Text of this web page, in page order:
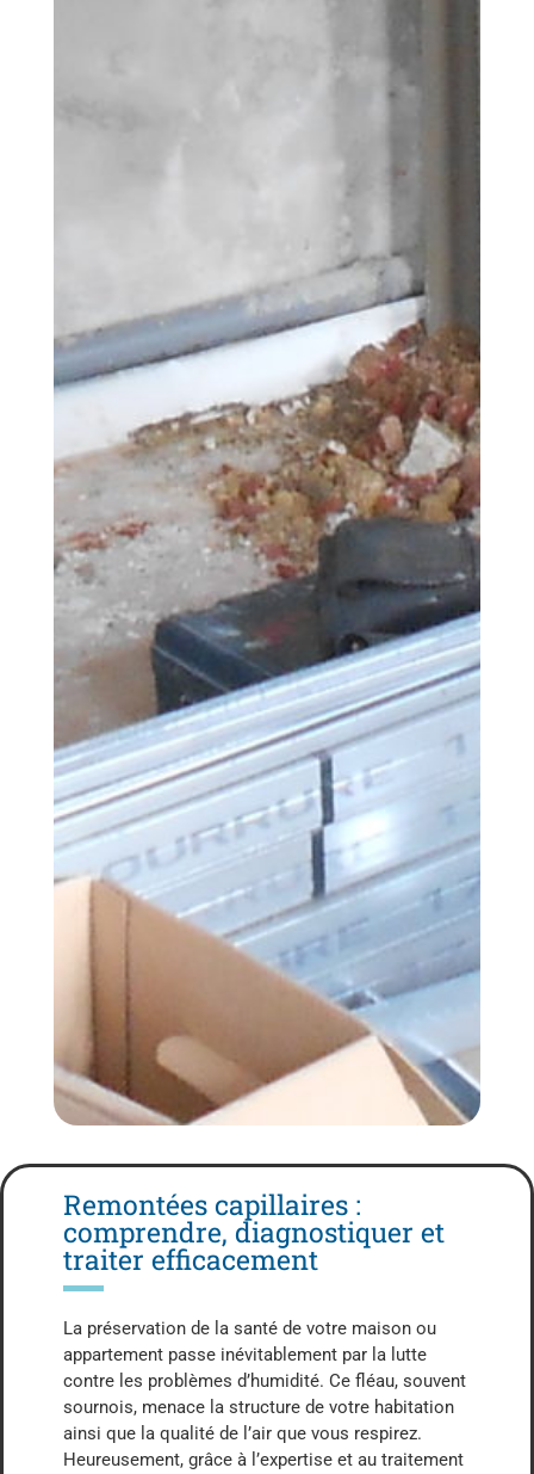
Remontées capillaires :
comprendre, diagnostiquer et
traiter efficacement
La préservation de la santé de votre maison ou
appartement passe inévitablement par la lutte
contre les problèmes d’humidité. Ce fléau, souvent
sournois, menace la structure de votre habitation
ainsi que la qualité de l’air que vous respirez.
Heureusement, grâce à l’expertise et au traitement